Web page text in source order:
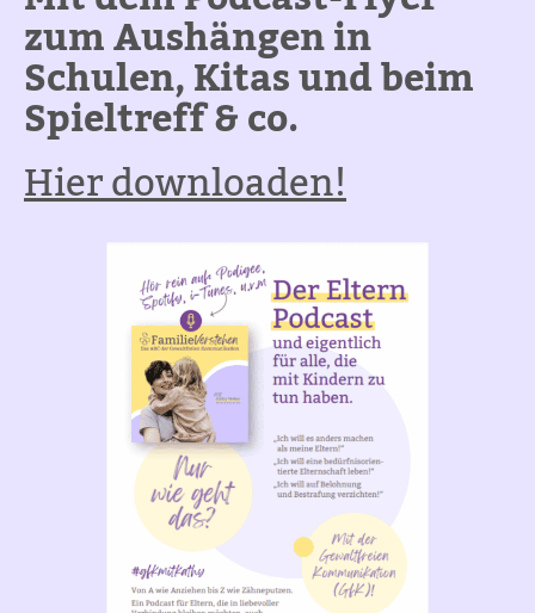
zum Aushängen in
Schulen, Kitas und beim
Spieltreff & co.
Hier downloaden!